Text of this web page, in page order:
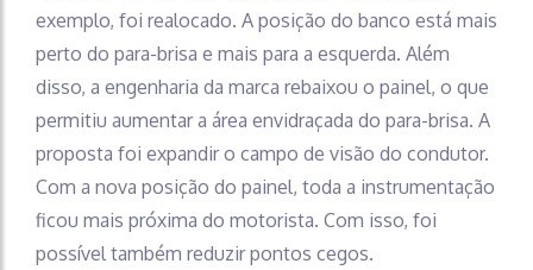
exemplo, foi realocado. A posição do banco está mais
perto do para-brisa e mais para a esquerda. Além
disso, a engenharia da marca rebaixou o painel, o que
permitiu aumentar a área envidraçada do para-brisa. A
proposta foi expandir o campo de visão do condutor.
Com a nova posição do painel, toda a instrumentação
ficou mais próxima do motorista. Com isso, foi
possível também reduzir pontos cegos.